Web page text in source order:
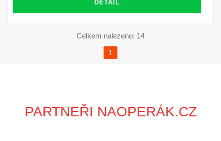
DETAIL
Celkem nalezeno: 14
1
PARTNEŘI NAOPERÁK.CZ